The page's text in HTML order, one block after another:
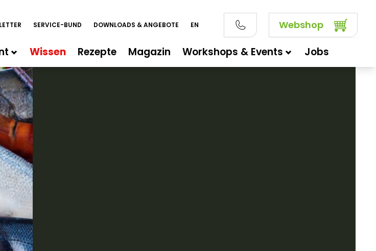
SERVICE-BUND DOWNLOADS & ANGEBOTE EN Webshop
Wissen Rezepte Magazin Workshops & Events Jobs